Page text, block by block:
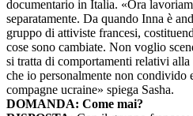
documentario in Italia. «Ora
separatamente. Da quando Inna è
gruppo di attiviste francesi,
cose sono cambiate. Non voglio
si tratta di comportamenti relativi
che io personalmente non condivido
compagne ucraine» spiega Sasha.
DOMANDA: Come mai?